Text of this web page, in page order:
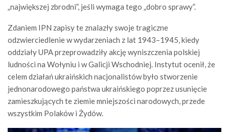
„największej zbrodni”, jeśli wymaga tego „dobro sprawy”.
Zdaniem IPN zapisy te znalazły swoje tragiczne
odzwierciedlenie w wydarzeniach z lat 1943–1945, kiedy
oddziały UPA przeprowadziły akcję wyniszczenia polskiej
ludności na Wołyniu i w Galicji Wschodniej. Instytut ocenił, że
celem działań ukraińskich nacjonalistów było stworzenie
jednonarodowego państwa ukraińskiego poprzez usunięcie
zamieszkujących te ziemie mniejszości narodowych, przede
wszystkim Polaków i Żydów.